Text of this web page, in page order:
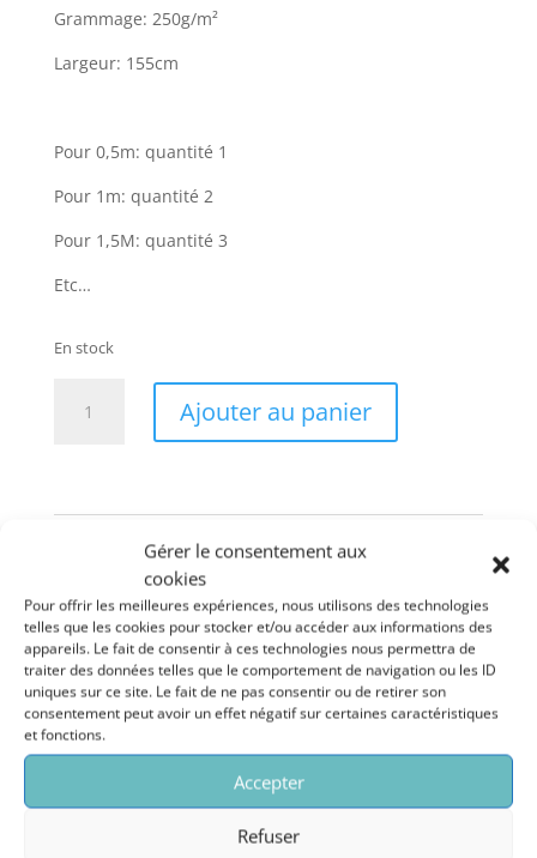
Gérer le consentement aux
cookies
Pour offrir les meilleures expériences, nous utilisons des technologies
telles que les cookies pour stocker et/ou accéder aux informations des
appareils. Le fait de consentir à ces technologies nous permettra de
traiter des données telles que le comportement de navigation ou les ID
uniques sur ce site. Le fait de ne pas consentir ou de retirer son
consentement peut avoir un effet négatif sur certaines caractéristiques
et fonctions.
Accepter
Refuser
Grammage: 250g/m²
Largeur: 155cm
Pour 0,5m: quantité 1
Pour 1m: quantité 2
Pour 1,5M: quantité 3
Etc…
En stock
Ajouter au panier
french,fuchsia,rose,sweat,terry
Description
Informations complémentaires
Avis (0)